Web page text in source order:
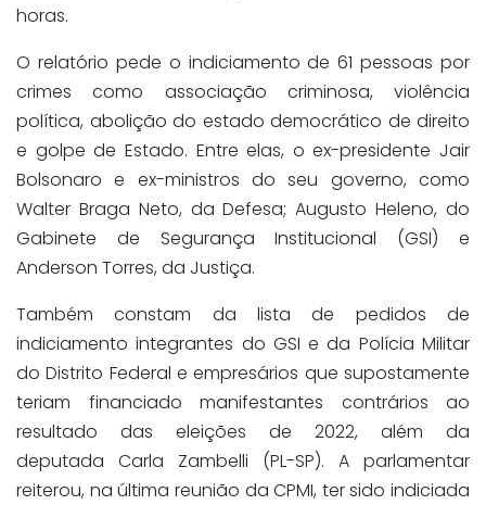
horas.
O relatório pede o indiciamento de 61 pessoas por
crimes como associação criminosa, violência
política, abolição do estado democrático de direito
e golpe de Estado. Entre elas, o ex-presidente Jair
Bolsonaro e ex-ministros do seu governo, como
Walter Braga Neto, da Defesa; Augusto Heleno, do
Gabinete de Segurança Institucional (GSI) e
Anderson Torres, da Justiça.
Também constam da lista de pedidos de
indiciamento integrantes do GSI e da Polícia Militar
do Distrito Federal e empresários que supostamente
teriam financiado manifestantes contrários ao
resultado das eleições de 2022, além da
deputada Carla Zambelli (PL-SP). A parlamentar
reiterou, na última reunião da CPMI, ter sido indiciada